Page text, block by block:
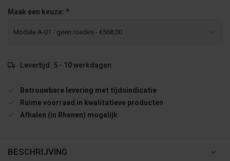
Maak een keuze: *
Levertijd: 5 - 10 werkdagen
Betrouwbare levering met tijdsindicatie
Ruime voorraad in kwalitatieve producten
Afhalen (in Rhenen) mogelijk
BESCHRIJVING